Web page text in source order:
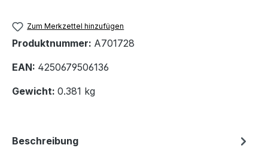
Zum Merkzettel hinzufügen
Produktnummer: A701728
EAN: 4250679506136
Gewicht: 0.381 kg
Beschreibung